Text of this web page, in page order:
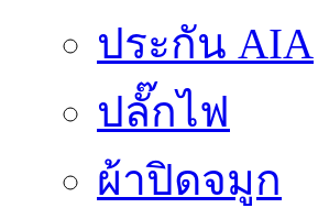
ประกัน AIA
ปลั๊กไฟ
ผ้าปิดจมูก